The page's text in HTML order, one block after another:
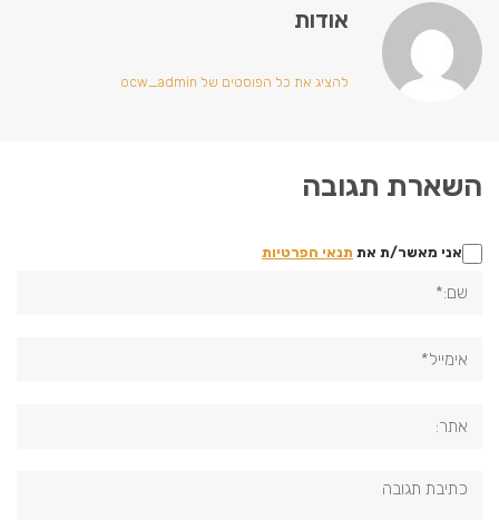
אודות
להציג את כל הפוסטים של ocw_admin
השארת תגובה
אני מאשר/ת את תנאי הפרטיות